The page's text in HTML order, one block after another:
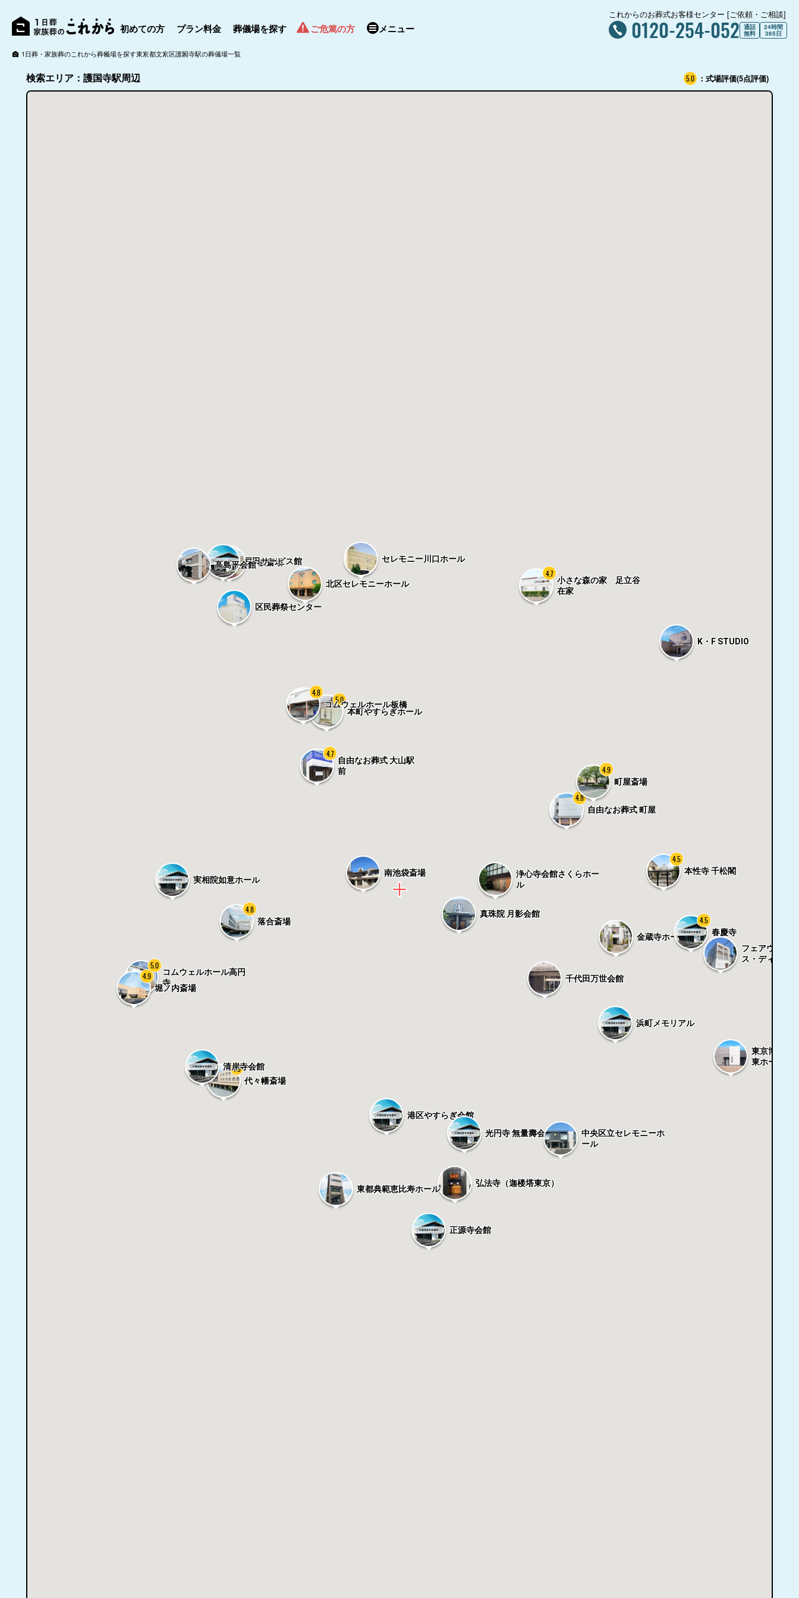
初めての方 プラン料金 葬儀場を探す ご危篤の方 メニュー
これからのお葬式お客様センター [ご依頼・ご相談]
0120-254-052 通話
無料
24時間
365日
1日葬・家族葬のこれから葬儀場を探す東京都文京区護国寺駅の葬儀場一覧
検索エリア：護国寺駅周辺 5.0 ：式場評価(5点評価)
南池袋斎場
真珠院 月影会館
浄心寺会館さくらホー
ル
自由なお葬式 大山駅
前
4.7
落合斎場
4.8
千代田万世会館
自由なお葬式 町屋
4.8
本町やすらぎホール
5.0
コムウェルホール板橋
4.8
町屋斎場
4.9
金蔵寺ホール
港区やすらぎ会館
実相院如意ホール
光円寺 無量壽会館
浜町メモリアル
代々幡斎場
4.9
本性寺 千松閣
4.5
清岸寺会館
コムウェルホール高円
寺
5.0
堀ノ内斎場
4.9
春慶寺
4.5
中央区立セレモニーホ
ール
弘法寺（迦楼塔東京）
東都典範恵比寿ホール
北区セレモニーホール
区民葬祭センター
フェアウェル
ス・ディア
セレモニー川口ホール
小さな森の家 足立谷
在家
4.7
正源寺会館
舟渡斎場
K・F STUDIO
東京博善の
東ホール
戸田サービス館
高島平会館